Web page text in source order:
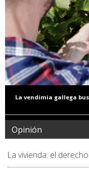
La vendimia gallega
Opinión
La vivienda: el